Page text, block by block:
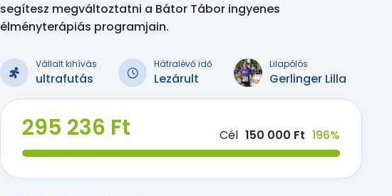
segítesz megváltoztatni a Bátor Tábor ingyenes
élményterápiás programjain.
Vállalt kihívás
ultrafutás
Hátralévő idő
Lezárult
Lilapólós
Gerlinger Lilla
295 236 Ft Cél 150 000 Ft 196%